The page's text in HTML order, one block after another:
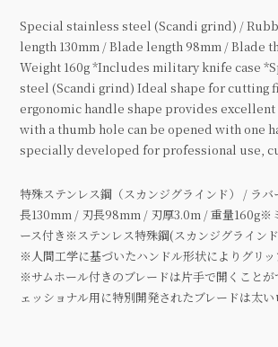
Special stainless steel (Scandi grind) /
length 130mm / Blade length 98mm / Blade
Weight 160g *Includes military knife case
steel (Scandi grind) Ideal shape for cutting
ergonomic handle shape provides
with a thumb hole can be opened with one
specially developed for professional use,
特殊ステンレス鋼（スカンジグラインド） / ラバ
長130mm / 刃長98mm / 刃厚3.0m / 重量160g※
ース付き※ステンレス特殊鋼(スカンジグライン
※人間工学に基づいたハンドル形状によりグリッ
※サムホール付きのブレードは片手で開くこと
ェッショナル用に特別開発されたブレードは太い